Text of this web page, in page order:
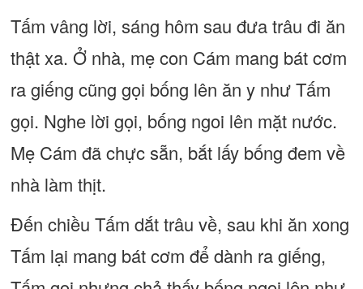
Tấm vâng lời, sáng hôm sau đưa trâu đi ăn
thật xa. Ở nhà, mẹ con Cám mang bát cơm
ra giếng cũng gọi bống lên ăn y như Tấm
gọi. Nghe lời gọi, bống ngoi lên mặt nước.
Mẹ Cám đã chực sẵn, bắt lấy bống đem về
nhà làm thịt.
Đến chiều Tấm dắt trâu về, sau khi ăn xong
Tấm lại mang bát cơm để dành ra giếng,